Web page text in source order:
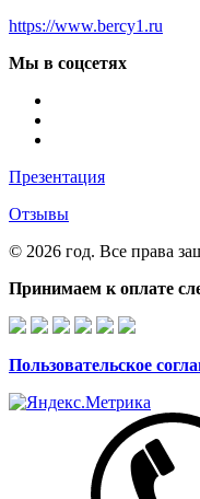
https://www.bercy1.ru
Мы в соцсетях
Презентация
Отзывы
© 2026 год. Все права
Принимаем к оплате
Пользовательское